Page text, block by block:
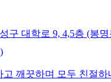
구 대학로 9, 4,5층 (봉
)
고 깨끗하며 모두 친절하